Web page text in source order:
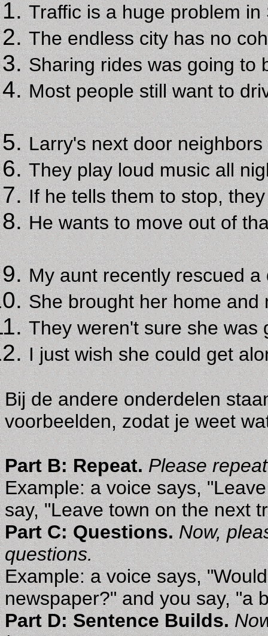
Traffic is a huge problem
The endless city has no
Sharing rides was going to
Most people still want to
Larry's next door
They play loud music all
If he tells them to stop,
He wants to move out of
My aunt recently rescued
She brought her home and
They weren't sure she was
I just wish she could get
Bij de andere onderdelen
voorbeelden, zodat je weet
Part B: Repeat.Please
Example: a voice says,
say, "Leave town on the next
Part C: Questions.Now,
questions.
Example: a voice says,
newspaper?" and you say, "a
Part D: Sentence Builds.